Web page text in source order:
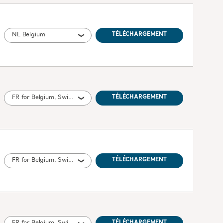
NL Belgium TÉLÉCHARGEMENT
FR for Belgium, Switzerland, France, Canada TÉLÉCHARGEMENT
FR for Belgium, Switzerland, France, Canada TÉLÉCHARGEMENT